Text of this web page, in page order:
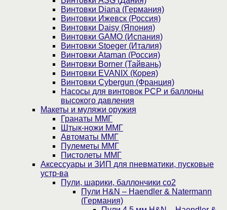
Винтовки Diana (Германия)
Винтовки Ижевск (Россия)
Винтовки Daisy (Япония)
Винтовки GAMO (Испания)
Винтовки Stoeger (Италия)
Винтовки Ataman (Россия)
Винтовки Borner (Тайвань)
Винтовки EVANIX (Корея)
Винтовки Cybergun (Франция)
Насосы для винтовок PCP и баллоны
высокого давления
Макеты и муляжи оружия
Гранаты ММГ
Штык-ножи ММГ
Автоматы ММГ
Пулеметы ММГ
Пистолеты ММГ
Аксессуары и ЗИП для пневматики, пусковые
устр-ва
Пули, шарики, баллончики со2
Пули H&N – Haendler & Natermann
(Германия)